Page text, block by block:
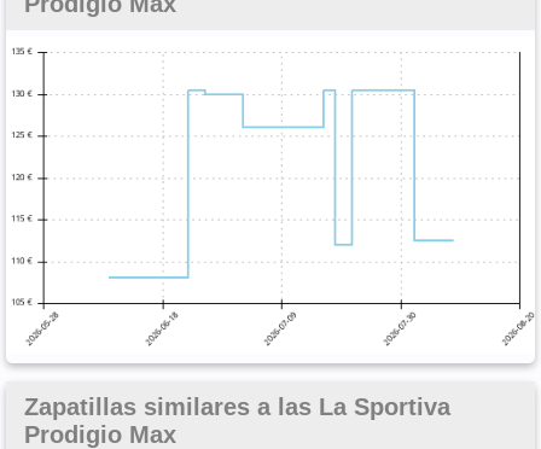
Zapatillas similares a las La Sportiva
Prodigio Max